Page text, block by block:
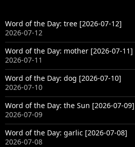
Word of the Day: tree [2026-07-12]
2026-07-12
Word of the Day: mother [2026-07-11]
2026-07-11
Word of the Day: dog [2026-07-10]
2026-07-10
Word of the Day: the Sun [2026-07-09]
2026-07-09
Word of the Day: garlic [2026-07-08]
2026-07-08